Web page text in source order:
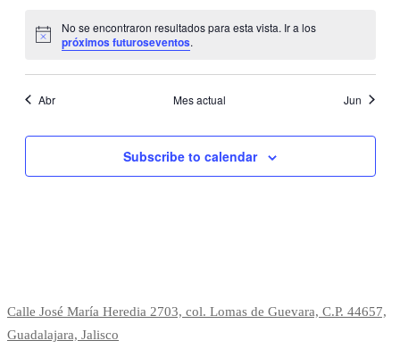
Notice
No se encontraron resultados para esta vista. Ir a los
próximos futuroseventos.
Abr Mes actual Jun
Subscribe to calendar
Calle José María Heredia 2703, col. Lomas de Guevara, C.P. 44657,
Guadalajara, Jalisco